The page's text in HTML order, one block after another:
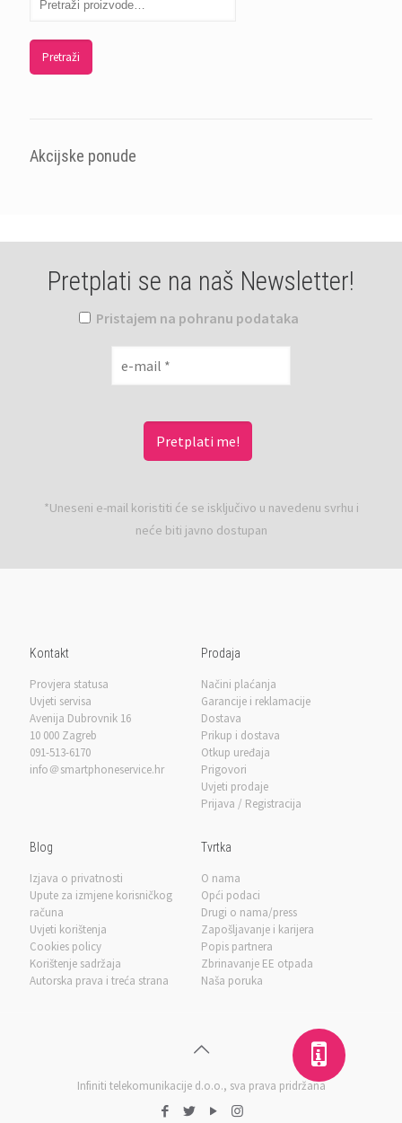
Pretraži
Akcijske ponude
Pretplati se na naš Newsletter!
Pristajem na pohranu podataka
*Uneseni e-mail koristiti će se isključivo u navedenu svrhu i
neće biti javno dostupan
Kontakt
Provjera statusa
Uvjeti servisa
Avenija Dubrovnik 16
10 000 Zagreb
091-513-6170
info＠smartphoneservice.hr
Prodaja
Načini plaćanja
Garancije i reklamacije
Dostava
Prikup i dostava
Otkup uređaja
Prigovori
Uvjeti prodaje
Prijava / Registracija
Blog
Izjava o privatnosti
Upute za izmjene korisničkog
računa
Uvjeti korištenja
Cookies policy
Korištenje sadržaja
Autorska prava i treća strana
Tvrtka
O nama
Opći podaci
Drugi o nama/press
Zapošljavanje i karijera
Popis partnera
Zbrinavanje EE otpada
Naša poruka
Infiniti telekomunikacije d.o.o., sva prava pridržana